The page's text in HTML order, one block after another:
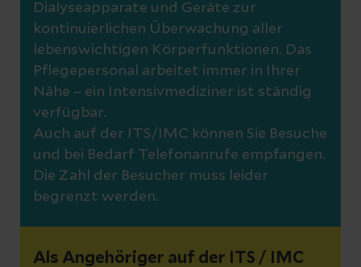
Dialyseapparate und Geräte zur
kontinuierlichen Überwachung aller
lebenswichtigen Körperfunktionen. Das
Pflegepersonal arbeitet immer in Ihrer
Nähe – ein Intensivmediziner ist ständig
verfügbar.
Auch auf der ITS/IMC können Sie Besuche
und bei Bedarf Telefonanrufe empfangen.
Die Zahl der Besucher muss leider
begrenzt werden.
Als Angehöriger auf der ITS / IMC